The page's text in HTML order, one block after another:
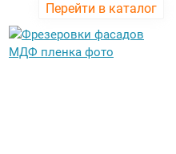
Перейти в каталог